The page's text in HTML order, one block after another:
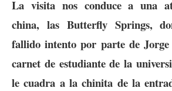
La visita nos conduce a una
china, las Butterfly Springs,
fallido intento por parte de
carnet de estudiante de la
le cuadra a la chinita de la